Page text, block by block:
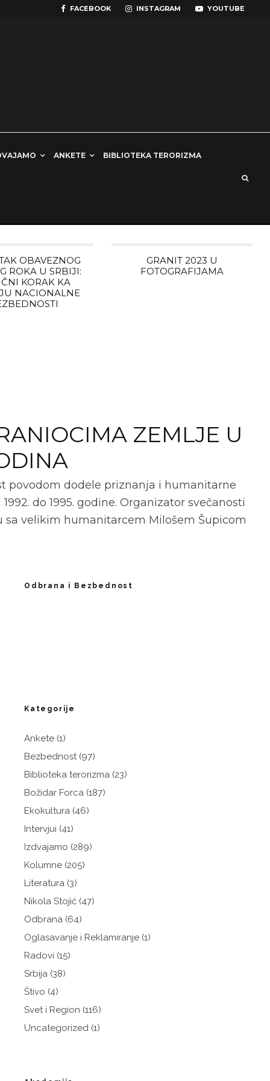
FACEBOOK INSTAGRAM YOUTUBE
ANKETE BIBLIOTEKA TERORIZMA
OBAVEZNOG
ROKA U SRBIJI:
KORAK KA
NACIONALNE
GRANIT 2023 U
FOTOGRAFIJAMA
ZEMLJE U
povodom dodele priznanja i humanitarne
do 1995. godine. Organizator svečanosti
sa velikim humanitarcem Milošem Šupicom
Odbrana i Bezbednost
Kategorije
Ankete (1)
Bezbednost(97)
Biblioteka terorizma (23)
Božidar Forca (187)
Ekokultura (46)
Intervjui (41)
Izdvajamo (289)
Kolumne (205)
Literatura (3)
Nikola Stojić (47)
Odbrana (64)
Oglasavanje i Reklamiranje (1)
Radovi (15)
Srbija (38)
Štivo (4)
Svet i Region (116)
Uncategorized (1)